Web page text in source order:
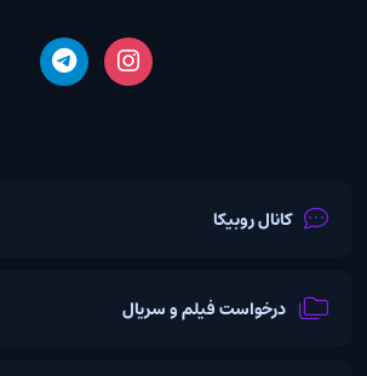
کانال روبیکا
درخواست فیلم و سریال